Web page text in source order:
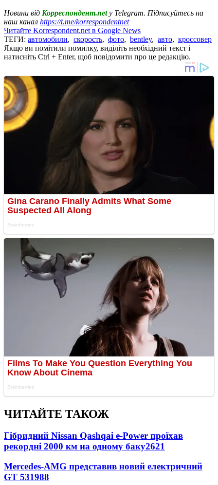
Новини від Корреспондент.netу Telegram. Підписуйтесь на
наш канал https://t.me/korrespondentnet
Читайте Korrespondent.net в Google News
ТЕГИ: автомобили, скорость, фото, bentley, авто, кроссовер
Якщо ви помітили помилку, виділіть необхідний текст і
натисніть Ctrl + Enter, щоб повідомити про це редакцію.
ЧИТАЙТЕ ТАКОЖ
Гібридний Nissan Qashqai e-Power проїхав
рекордні 2000 км на одному баку2621
Mercedes-AMG представив новий електричний
GT 531988